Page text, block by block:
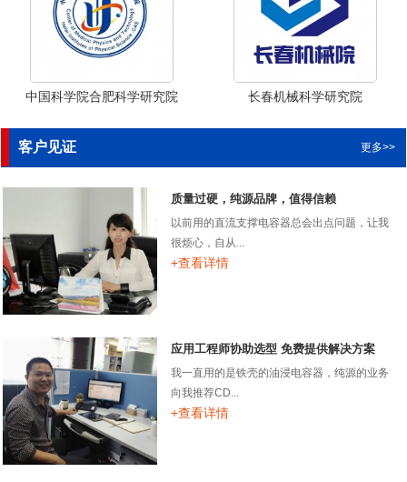
中国科学院合肥科学研究院 长春机械科学研究院
客户见证 更多>>
质量过硬，纯源品牌，值得信赖
以前用的直流支撑电容器总会出点问题，让我
很烦心，自从...
+查看详情
应用工程师协助选型 免费提供解决方案
我一直用的是铁壳的油浸电容器，纯源的业务
向我推荐CD...
+查看详情